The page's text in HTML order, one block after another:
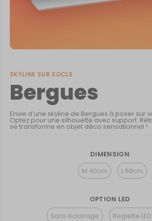
SKYLINE SUR SOCLE
Bergues
Envie d’une skyline de Bergues à poser sur
Optez pour une silhouette avec support.
se transforme en objet déco sensationnel !
DIMENSION
M 40cm
L 68cm
OPTION LED
Sans éclairage
Reglette